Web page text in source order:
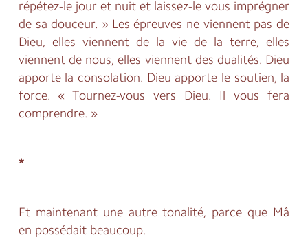
répétez-le jour et nuit et laissez-le vous imprégner
de sa douceur. » Les épreuves ne viennent pas de
Dieu, elles viennent de la vie de la terre, elles
viennent de nous, elles viennent des dualités. Dieu
apporte la consolation. Dieu apporte le soutien, la
force. « Tournez-vous vers Dieu. Il vous fera
comprendre. »
*
Et maintenant une autre tonalité, parce que Mâ
en possédait beaucoup.